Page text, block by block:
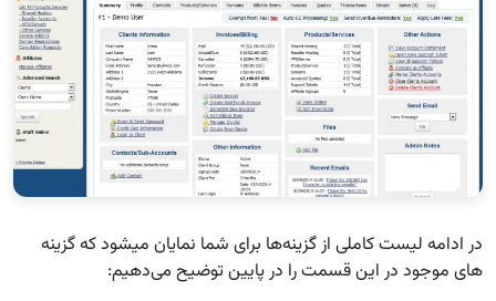
در ادامه لیست کاملی از گزینه‌ها برای شما نمایان می‎شود که گزینه
های موجود در این قسمت را در پایین توضیح می‌دهیم: